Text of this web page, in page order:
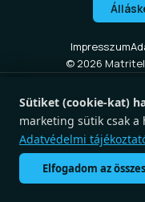
Impresszum
© 2026
Josef-
1095
Sütiket (cookie-kat)
marketing sütik csak
Adatvédelmi
Elfogadom az